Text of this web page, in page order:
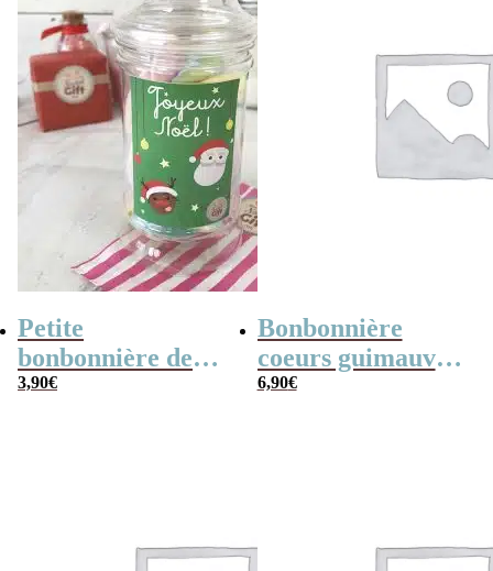
Petite
bonbonnière de
Noël – 20 Bonbons
3,90€
Bonbonnière
coeurs guimauve
x15 “Merci pour
6,90€